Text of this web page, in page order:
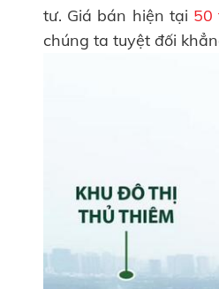
tư. Giá bán hiện tại 50
chúng ta tuyệt đối